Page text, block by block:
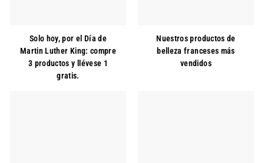
Solo hoy, por el Día de
Martin Luther King: compre
3 productos y llévese 1
gratis.
Nuestros productos de
belleza franceses más
vendidos